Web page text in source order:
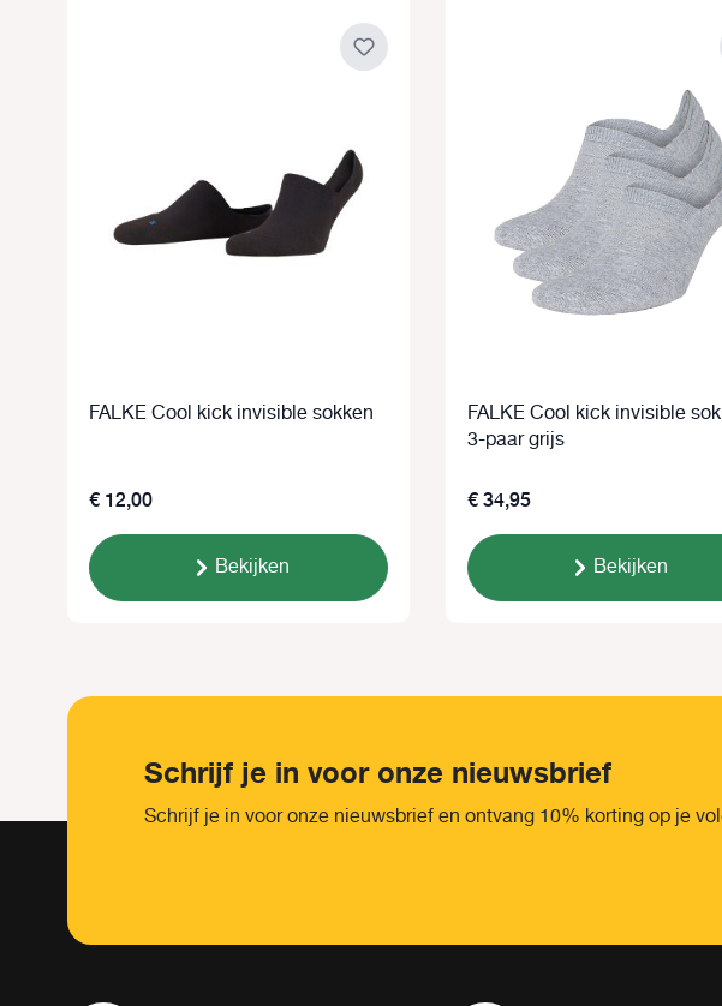
FALKE Cool kick invisible sokken
€ 12,00
Bekijken
FALKE Cool kick invisible
3-paar grijs
€ 34,95
Bekijken
Schrijf je in voor onze nieuwsbrief
Schrijf je in voor onze nieuwsbrief en ontvang 10% korting op je